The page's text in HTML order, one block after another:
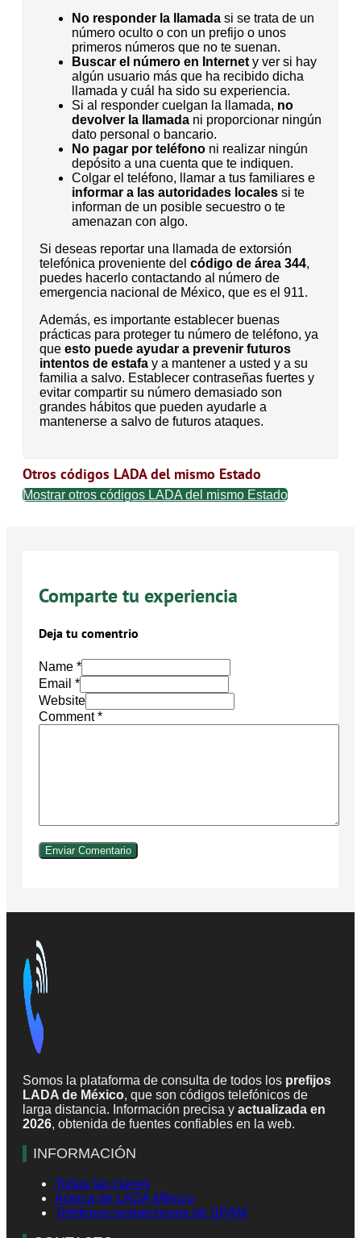
No responder la llamada si se trata de un
número oculto o con un prefijo o unos
primeros números que no te suenan.
Buscar el número en Internet y ver si hay
algún usuario más que ha recibido dicha
llamada y cuál ha sido su experiencia.
Si al responder cuelgan la llamada, no
devolver la llamada ni proporcionar ningún
dato personal o bancario.
No pagar por teléfono ni realizar ningún
depósito a una cuenta que te indiquen.
Colgar el teléfono, llamar a tus familiares e
informar a las autoridades locales si te
informan de un posible secuestro o te
amenazan con algo.
Si deseas reportar una llamada de extorsión
telefónica proveniente del código de área 344,
puedes hacerlo contactando al número de
emergencia nacional de México, que es el 911.
Además, es importante establecer buenas
prácticas para proteger tu número de teléfono, ya
que esto puede ayudar a prevenir futuros
intentos de estafa y a mantener a usted y a su
familia a salvo. Establecer contraseñas fuertes y
evitar compartir su número demasiado son
grandes hábitos que pueden ayudarle a
mantenerse a salvo de futuros ataques.
Otros códigos LADA del mismo Estado
Mostrar otros códigos LADA del mismo Estado
Comparte tu experiencia
Deja tu comentrio
Name *
Email *
Website
Comment*
Somos la plataforma de consulta de todos los prefijos
LADA de México, que son códigos telefónicos de
larga distancia. Información precisa y actualizada en
2026, obtenida de fuentes confiables en la web.
INFORMACIÓN
Todas las claves
Acerca de LADA México
Teléfonos sospechosos de SPAM